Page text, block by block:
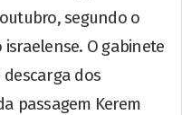
segundo o
O gabinete
dos
passagem Kerem